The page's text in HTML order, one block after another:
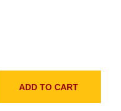
ADD TO CART